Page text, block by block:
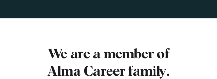
We are a member of
Alma Career family.